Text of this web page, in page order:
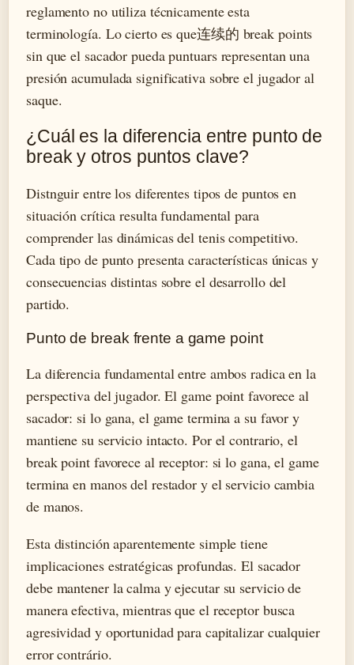
reglamento no utiliza técnicamente esta
terminología. Lo cierto es que连续的 break points
sin que el sacador pueda puntuars representan una
presión acumulada significativa sobre el jugador al
saque.
¿Cuál es la diferencia entre punto de
break y otros puntos clave?
Distnguir entre los diferentes tipos de puntos en
situación crítica resulta fundamental para
comprender las dinámicas del tenis competitivo.
Cada tipo de punto presenta características únicas y
consecuencias distintas sobre el desarrollo del
partido.
Punto de break frente a game point
La diferencia fundamental entre ambos radica en la
perspectiva del jugador. El game point favorece al
sacador: si lo gana, el game termina a su favor y
mantiene su servicio intacto. Por el contrario, el
break point favorece al receptor: si lo gana, el game
termina en manos del restador y el servicio cambia
de manos.
Esta distinción aparentemente simple tiene
implicaciones estratégicas profundas. El sacador
debe mantener la calma y ejecutar su servicio de
manera efectiva, mientras que el receptor busca
agresividad y oportunidad para capitalizar cualquier
error contrário.